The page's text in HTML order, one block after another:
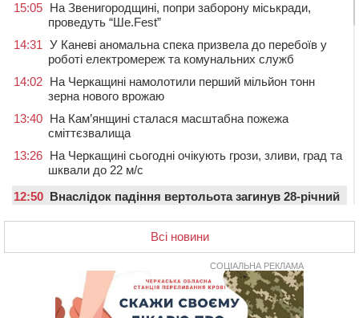
15:05 На Звенигородщині, попри заборону міськради,
проведуть “Ше.Fest”
14:31 У Каневі аномальна спека призвела до перебоїв у
роботі електромереж та комунальних служб
14:02 На Черкащині намолотили перший мільйон тонн
зерна нового врожаю
13:40 На Кам’янщині сталася масштабна пожежа
сміттєзвалища
13:26 На Черкащині сьогодні очікують грози, зливи, град та
шквали до 22 м/с
12:50 Внаслідок падіння вертольота загинув 28-річний
У центрі Черкас не поділили дорогу водії двох ВАЗів
У Черкасах до середини серпня обмежать рух
транспорту на трьох вулицях
На Черкащині кількість укриттів збільшилась
уп’ятеро з початку повномасштабної війни
Всі новини
СОЦІАЛЬНА РЕКЛАМА